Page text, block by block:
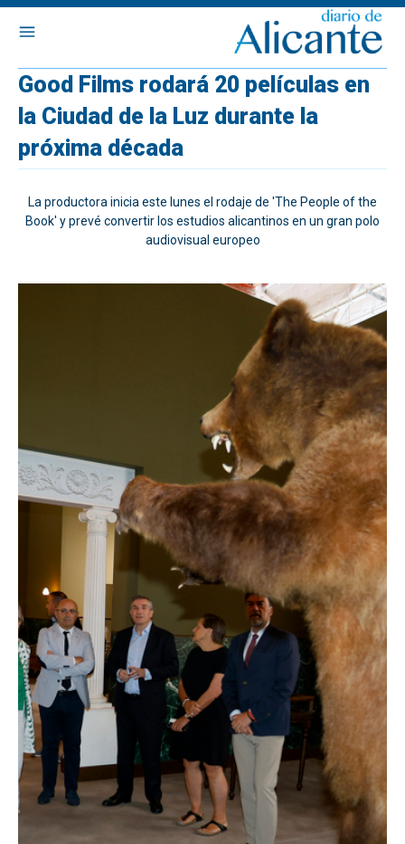
Good Films rodará 20 películas en
la Ciudad de la Luz durante la
próxima década
La productora inicia este lunes el rodaje de 'The People of the
Book' y prevé convertir los estudios alicantinos en un gran polo
audiovisual europeo